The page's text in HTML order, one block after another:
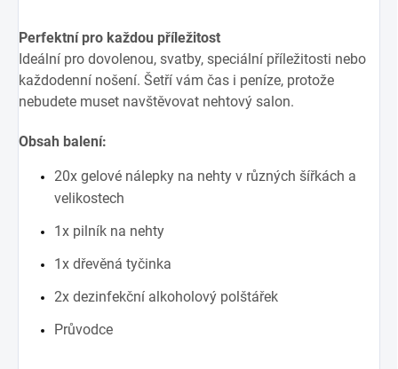
Perfektní pro každou příležitost
Ideální pro dovolenou, svatby, speciální příležitosti nebo
každodenní nošení. Šetří vám čas i peníze, protože
nebudete muset navštěvovat nehtový salon.
Obsah balení:
20x gelové nálepky na nehty v různých šířkách a
velikostech
1x pilník na nehty
1x dřevěná tyčinka
2x dezinfekční alkoholový polštářek
Průvodce